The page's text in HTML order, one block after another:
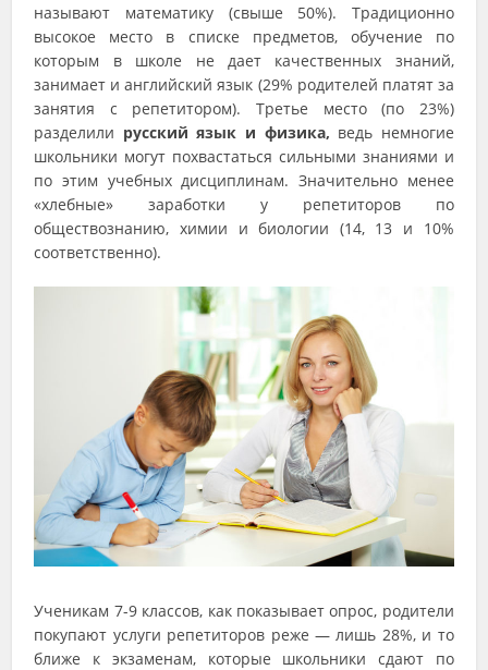
называют математику (свыше 50%). Традиционно
высокое место в списке предметов, обучение по
которым в школе не дает качественных знаний,
занимает и английский язык (29% родителей платят за
занятия с репетитором). Третье место (по 23%)
разделили русский язык и физика, ведь немногие
школьники могут похвастаться сильными знаниями и
по этим учебных дисциплинам. Значительно менее
«хлебные» заработки у репетиторов по
обществознанию, химии и биологии (14, 13 и 10%
соответственно).
Ученикам 7-9 классов, как показывает опрос, родители
покупают услуги репетиторов реже — лишь 28%, и то
ближе к экзаменам, которые школьники сдают по